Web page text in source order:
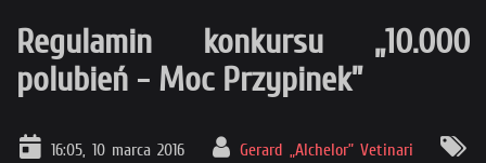
Regulamin konkursu „10.000
polubień - Moc Przypinek”
16:05, 10 marca 2016
Gerard „Alchelor” Vetinari